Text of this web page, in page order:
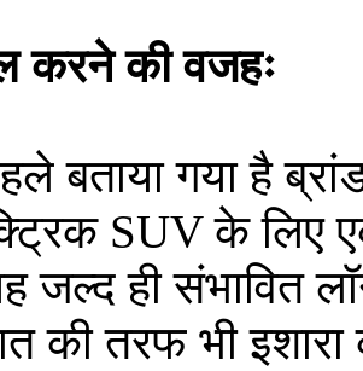
करने की वजहः
बताया गया है
SUV के लिए
जल्द ही
की तरफ भी